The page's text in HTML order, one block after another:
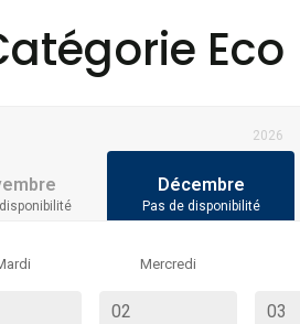
Eco
Décembre
Pas de disponibilité
2026
Mercredi
02 03